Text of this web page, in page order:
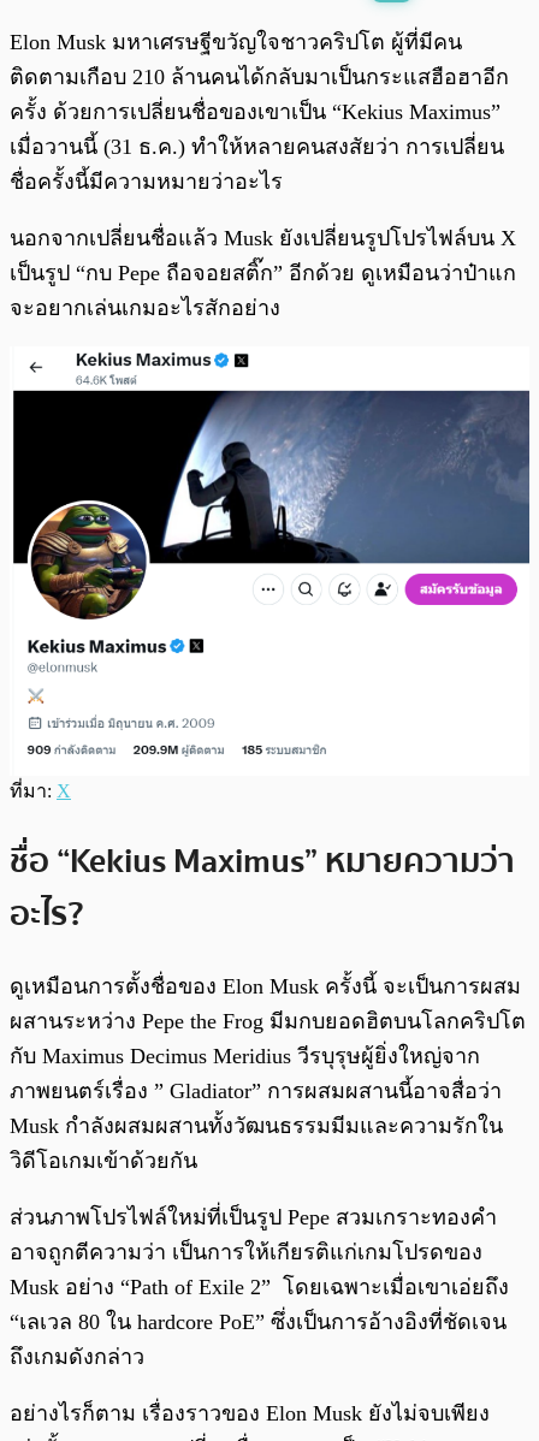
0:00
Elon Musk มหาเศรษฐีขวัญใจชาวคริปโต ผู้ที่มีคน
ติดตามเกือบ 210 ล้านคนได้กลับมาเป็นกระแสฮือฮาอีก
ครั้ง ด้วยการเปลี่ยนชื่อของเขาเป็น “Kekius Maximus”
เมื่อวานนี้ (31 ธ.ค.) ทำให้หลายคนสงสัยว่า การเปลี่ยน
ชื่อครั้งนี้มีความหมายว่าอะไร
นอกจากเปลี่ยนชื่อแล้ว Musk ยังเปลี่ยนรูปโปรไฟล์บน X
เป็นรูป “กบ Pepe ถือจอยสติ๊ก” อีกด้วย ดูเหมือนว่าป๋าแก
จะอยากเล่นเกมอะไรสักอย่าง
ที่มา: X
ชื่อ “Kekius Maximus” หมายความว่า
อะไร?
ดูเหมือนการตั้งชื่อของ Elon Musk ครั้งนี้ จะเป็นการผสม
ผสานระหว่าง Pepe the Frog มีมกบยอดฮิตบนโลกคริปโต
กับ Maximus Decimus Meridius วีรบุรุษผู้ยิ่งใหญ่จาก
ภาพยนตร์เรื่อง ” Gladiator” การผสมผสานนี้อาจสื่อว่า
Musk กำลังผสมผสานทั้งวัฒนธรรมมีมและความรักใน
วิดีโอเกมเข้าด้วยกัน
ส่วนภาพโปรไฟล์ใหม่ที่เป็นรูป Pepe สวมเกราะทองคำ
อาจถูกตีความว่า เป็นการให้เกียรติแก่เกมโปรดของ
Musk อย่าง “Path of Exile 2” โดยเฉพาะเมื่อเขาเอ่ยถึง
“เลเวล 80 ใน hardcore PoE” ซึ่งเป็นการอ้างอิงที่ชัดเจน
ถึงเกมดังกล่าว
อย่างไรก็ตาม เรื่องราวของ Elon Musk ยังไม่จบเพียง